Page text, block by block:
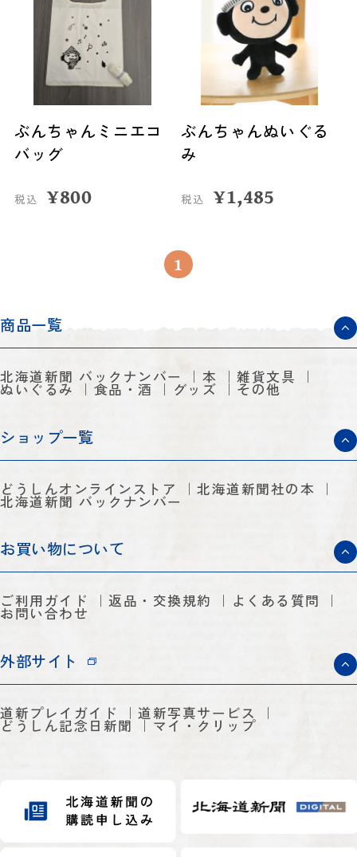
ぶんちゃんミニエコ
バッグ
税込 ¥800
ぶんちゃんぬいぐる
み
税込 ¥1,485
1
商品一覧
北海道新聞 バックナンバー 本 雑貨文具
ぬいぐるみ 食品・酒 グッズ その他
ショップ一覧
どうしんオンラインストア 北海道新聞社の本
北海道新聞 バックナンバー
お買い物について
ご利用ガイド 返品・交換規約 よくある質問
お問い合わせ
外部サイト
道新プレイガイド 道新写真サービス
どうしん記念日新聞 マイ・クリップ